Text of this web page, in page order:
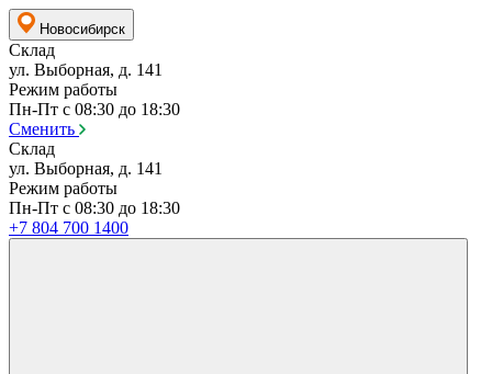
Новосибирск
Склад
ул. Выборная, д. 141
Режим работы
Пн-Пт с 08:30 до 18:30
Сменить
Склад
ул. Выборная, д. 141
Режим работы
Пн-Пт с 08:30 до 18:30
+7 804 700 1400